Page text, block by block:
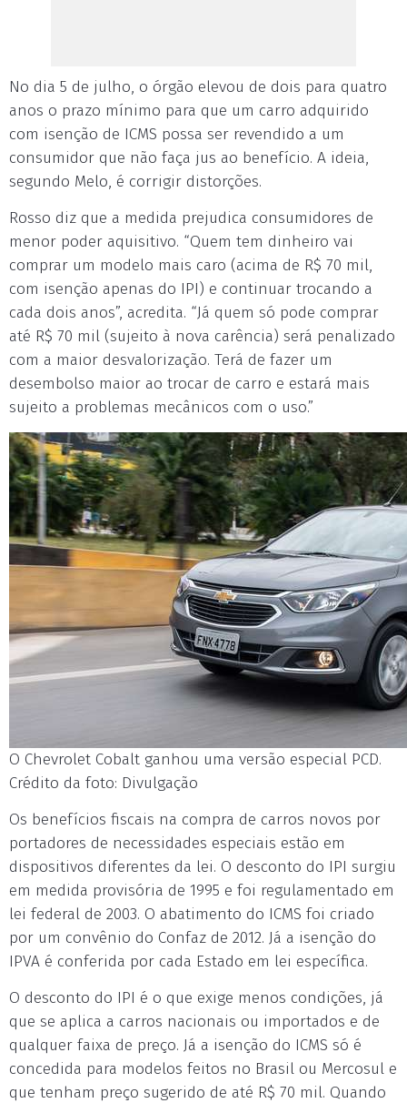
No dia 5 de julho, o órgão elevou de dois para quatro
anos o prazo mínimo para que um carro adquirido
com isenção de ICMS possa ser revendido a um
consumidor que não faça jus ao benefício. A ideia,
segundo Melo, é corrigir distorções.
Rosso diz que a medida prejudica consumidores de
menor poder aquisitivo. “Quem tem dinheiro vai
comprar um modelo mais caro (acima de R$ 70 mil,
com isenção apenas do IPI) e continuar trocando a
cada dois anos”, acredita. “Já quem só pode comprar
até R$ 70 mil (sujeito à nova carência) será penalizado
com a maior desvalorização. Terá de fazer um
desembolso maior ao trocar de carro e estará mais
sujeito a problemas mecânicos com o uso.”
O Chevrolet Cobalt ganhou uma versão especial PCD.
Crédito da foto: Divulgação
Os benefícios fiscais na compra de carros novos por
portadores de necessidades especiais estão em
dispositivos diferentes da lei. O desconto do IPI surgiu
em medida provisória de 1995 e foi regulamentado em
lei federal de 2003. O abatimento do ICMS foi criado
por um convênio do Confaz de 2012. Já a isenção do
IPVA é conferida por cada Estado em lei específica.
O desconto do IPI é o que exige menos condições, já
que se aplica a carros nacionais ou importados e de
qualquer faixa de preço. Já a isenção do ICMS só é
concedida para modelos feitos no Brasil ou Mercosul e
que tenham preço sugerido de até R$ 70 mil. Quando